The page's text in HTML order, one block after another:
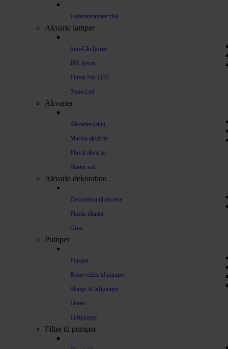
Foderautomater fisk
Akvarie lamper
Sun-Glo lysrør
JBL lysrør
Fluval Pro LED
Nano Led
Akvarier
Akvarier (alle)
Marina akvarier
Fluval akvarier
Starter sæt
Akvarie dekoration
Dekoration til akvarie
Plastic planter
Grus
Pumper
Pumper
Reservedele til pumper
Slange til luftpumpe
Iltsten
Luftpumpe
Filtre til pumper